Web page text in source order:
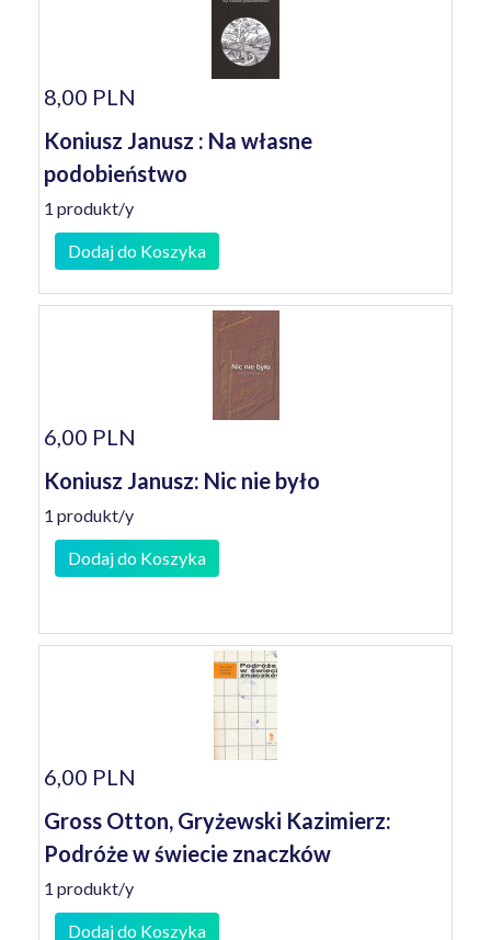
8,00 PLN
Koniusz Janusz : Na własne
podobieństwo
1 produkt/y
Dodaj do Koszyka
6,00 PLN
Koniusz Janusz: Nic nie było
1 produkt/y
Dodaj do Koszyka
6,00 PLN
Gross Otton, Gryżewski Kazimierz:
Podróże w świecie znaczków
1 produkt/y
Dodaj do Koszyka